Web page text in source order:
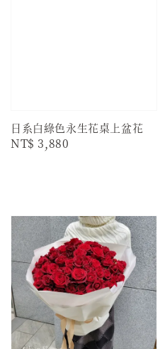
日系白綠色永生花桌上盆花
Regular
NT$ 3,880